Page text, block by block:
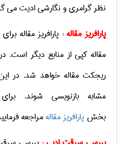
نظر گرامری و نگارشی ادیت می
پارافریز مقاله : پارافریز مقاله
مقاله کپی از منابع دیگر
ریجکت مقاله خواهد شد. در
مشابه بازنویسی شوند.
بخش پارافریز مقالهمراجعه